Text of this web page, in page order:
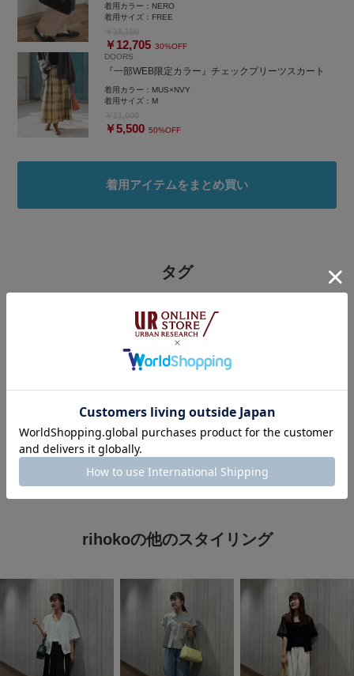
着用カラー： NERO
着用サイズ： FREE
￥12,705 30%OFF
DOORS
『一部WEB限定カラー』チェックプリーツスカート
着用カラー： MUS×NVY
着用サイズ： M
￥5,500 50%OFF
着用アイテムをまとめ買い
タグ
#トレンド秋素材コーデ
#オンオフ着回しコーデ #ベスト
#お出かけコーデ #ロングスカート
rihokoの他のスタイリング